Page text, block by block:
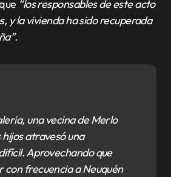
“los responsables de este acto
y la vivienda ha sido recuperada
una vecina de Merlo
hijos atravesó una
Aprovechando que
con frecuencia a Neuquén